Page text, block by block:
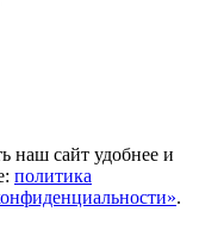
наш сайт удобнее и
политика
.